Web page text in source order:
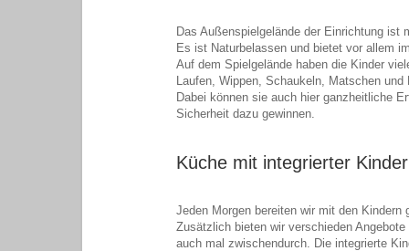
Das Außenspielgelände der Einrichtung ist
Es ist Naturbelassen und bietet vor allem
Auf dem Spielgelände haben die Kinder
Laufen, Wippen, Schaukeln, Matschen und
Dabei können sie auch hier ganzheitliche
Sicherheit dazu gewinnen.
Küche mit integrierter
Jeden Morgen bereiten wir mit den
Zusätzlich bieten wir verschieden
auch mal zwischendurch. Die integrierte